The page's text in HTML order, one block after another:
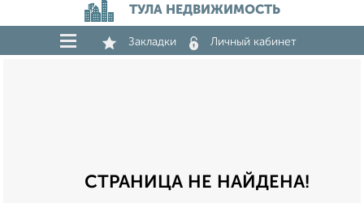
ТУЛА НЕДВИЖИМОСТЬ
Закладки Личный кабинет
СТРАНИЦА НЕ НАЙДЕНА!